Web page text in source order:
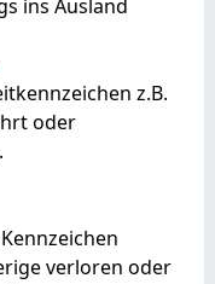
ins Ausland
z.B.
oder
verloren oder